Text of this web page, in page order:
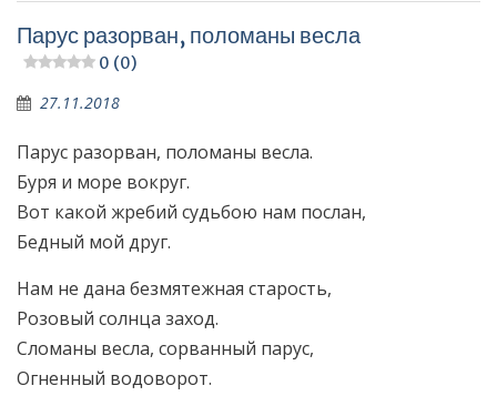
Парус разорван, поломаны весла
0 (0)
27.11.2018
Парус разорван, поломаны весла.
Буря и море вокруг.
Вот какой жребий судьбою нам послан,
Бедный мой друг.
Нам не дана безмятежная старость,
Розовый солнца заход.
Сломаны весла, сорванный парус,
Огненный водоворот.